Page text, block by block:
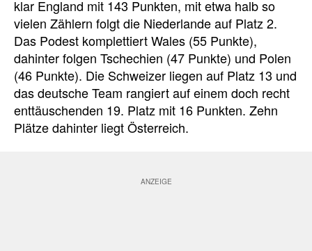
klar England mit 143 Punkten, mit etwa halb so
vielen Zählern folgt die Niederlande auf Platz 2.
Das Podest komplettiert Wales (55 Punkte),
dahinter folgen Tschechien (47 Punkte) und Polen
(46 Punkte). Die Schweizer liegen auf Platz 13 und
das deutsche Team rangiert auf einem doch recht
enttäuschenden 19. Platz mit 16 Punkten. Zehn
Plätze dahinter liegt Österreich.